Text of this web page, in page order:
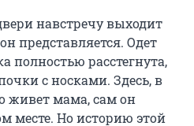
навстречу выходит
представляется. Одет
полностью расстегнута,
с носками. Здесь, в
живет мама, сам он
месте. Но историю этой